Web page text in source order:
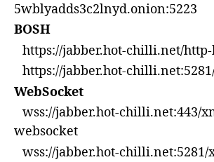
5wblyadds3c2lnyd.onion:5223
BOSH
https://jabber.hot-chilli.net/
https://jabber.hot-
WebSocket
wss://jabber.hot-chilli.net:443/
websocket
wss://jabber.hot-chilli.net:5281/